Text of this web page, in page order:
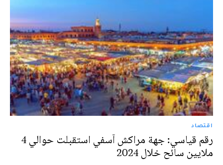
اقتصاد
رقم قياسي: جهة مراكش آسفي استقبلت حوالي 4
ملايين سائح خلال 2024